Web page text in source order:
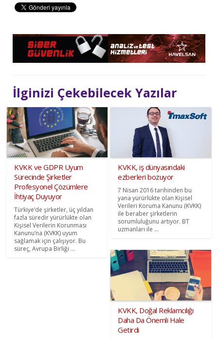
İlginizi Çekebilecek Yazılar
KVKK ve GDPR Uyum
Sürecinde Şirketler
Profesyonel Çözümlere
İhtiyaç Duyuyor
Türkiye’de şirketler, üç yıldan
fazla süredir yürürlükte olan
Kişisel Verilerin Korunması
Kanunu’na (KVKK) uyum
sağlamak için çalışıyor. Bu
süreç, Avrupa Birliği ...
KVKK, iş dünyasındaki
ezberleri bozuyor
7 Nisan 2016 tarihinden bu
yana yürürlükte olan Kişisel
Verileri Koruma Kanunu (KVKK)
ile beraber şirketlerin
sorumluluğunu artıyor. BT
uzmanları ile ...
KVKK, Doğal Reklamcılığı
Daha Da Önemli Hale
Getirdi